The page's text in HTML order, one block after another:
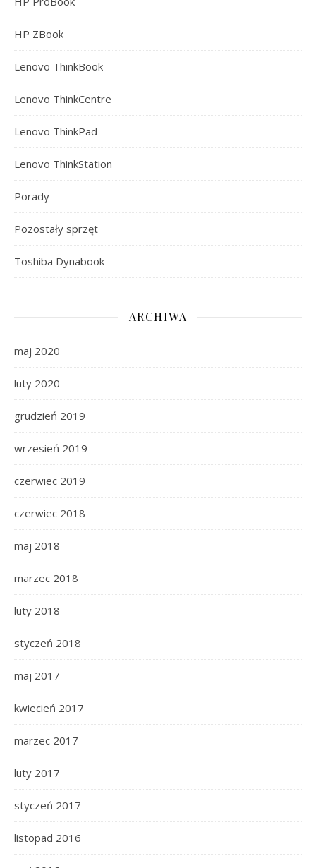
HP ZBook
Lenovo ThinkBook
Lenovo ThinkCentre
Lenovo ThinkPad
Lenovo ThinkStation
Porady
Pozostały sprzęt
Toshiba Dynabook
ARCHIWA
maj 2020
luty 2020
grudzień 2019
wrzesień 2019
czerwiec 2019
czerwiec 2018
maj 2018
marzec 2018
luty 2018
styczeń 2018
maj 2017
kwiecień 2017
marzec 2017
luty 2017
styczeń 2017
listopad 2016